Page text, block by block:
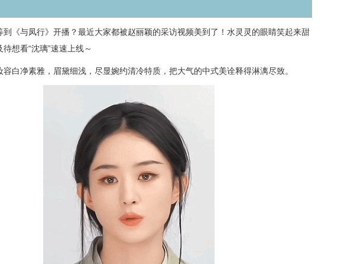
到《与凤行》开播？最近大家都被赵丽颖的采访视频美到了！水灵灵的眼睛笑起来甜
想看“沈璃”速速上线～
容白净素雅，眉黛细浅，尽显婉约清冷特质，把大气的中式美诠释得淋漓尽致。